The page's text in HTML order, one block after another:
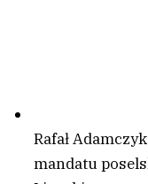
Rafał
mandatu